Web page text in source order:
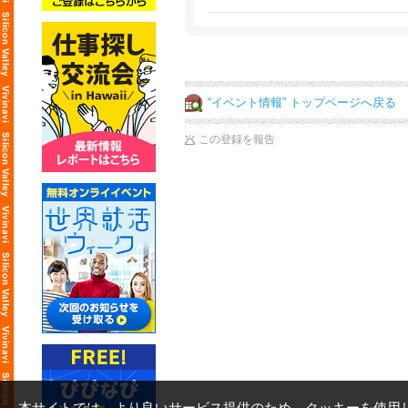
“イベント情報” トップページへ戻る
この登録を報告